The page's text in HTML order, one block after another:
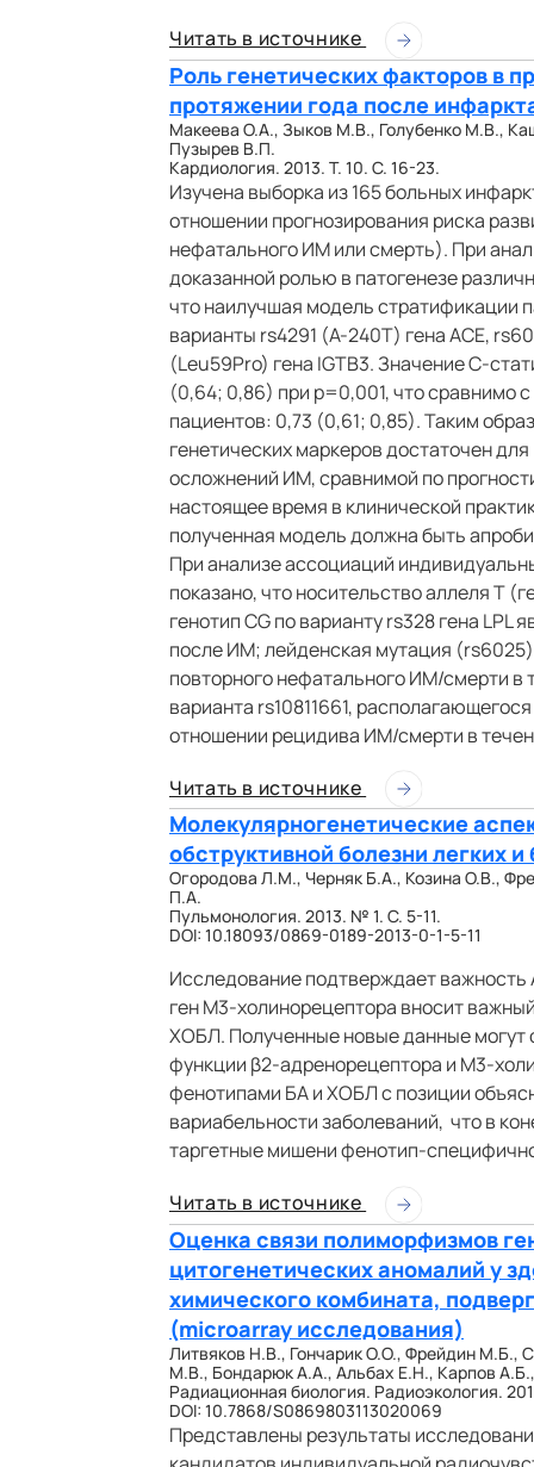
Читать в источнике
Роль генетических факторов в
протяжении года после
Макеева О.А., Зыков М.В., Голубенко М.В.,
Пузырев В.П.
Кардиология. 2013. Т. 10. С. 16-23.
Изучена выборка из 165 больных
отношении прогнозирования риска
нефатального ИМ или смерть). При
доказанной ролью в патогенезе
что наилучшая модель стратификации
варианты rs4291 (А-240Т) гена ACE,
(Leu59Pro) гена IGTB3. Значение C-
(0,64; 0,86) при р=0,001, что сравнимо
пациентов: 0,73 (0,61; 0,85). Таким
генетических маркеров достаточен
осложнений ИМ, сравнимой по
настоящее время в клинической
полученная модель должна быть
При анализе ассоциаций
показано, что носительство аллеля Т
генотип CG по варианту rs328 гена
после ИМ; лейденская мутация
повторного нефатального ИМ/смерти
варианта rs10811661,
отношении рецидива ИМ/смерти в
Читать в источнике
Молекулярногенетические
обструктивной болезни легких
Огородова Л.М., Черняк Б.А., Козина О.В.,
П.А.
Пульмонология. 2013. № 1. С. 5-11.
DOI: 10.18093/0869-0189-2013-0-1-5-11
Исследование подтверждает важность
ген М3-холинорецептора вносит
ХОБЛ. Полученные новые данные могут
функции β2-адренорецептора и М3-
фенотипами БА и ХОБЛ с позиции
вариабельности заболеваний, что в
таргетные мишени фенотип-
Читать в источнике
Оценка связи полиморфизмов
цитогенетических аномалий у
химического комбината,
(microarray исследования)
Литвяков Н.В., Гончарик О.О., Фрейдин М.Б.,
М.В., Бондарюк А.А., Альбах Е.Н., Карпов
Радиационная биология. Радиоэкология.
DOI: 10.7868/S0869803113020069
Представлены результаты